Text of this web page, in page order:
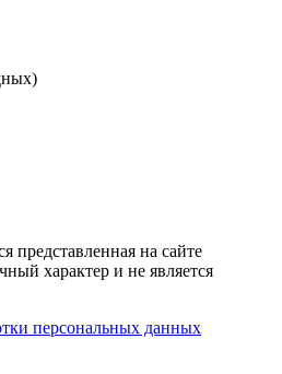
представленная на сайте
характер и не является
персональных данных